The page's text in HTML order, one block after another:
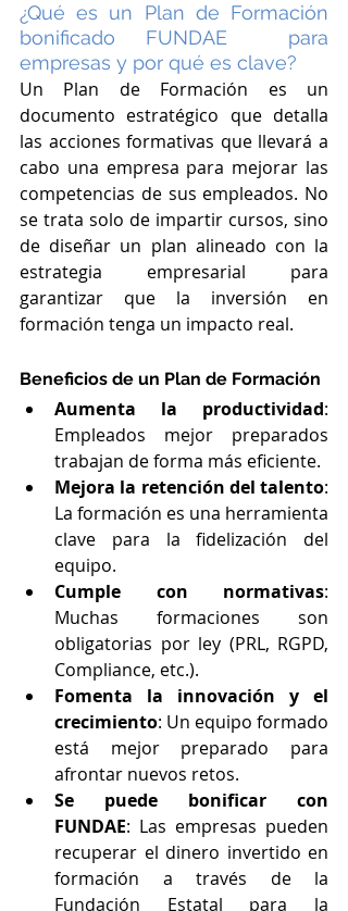
¿Qué es un Plan de Formación
bonificado FUNDAE  para
empresas y por qué es clave?
Un Plan de Formación es un
documento estratégico que detalla
las acciones formativas que llevará a
cabo una empresa para mejorar las
competencias de sus empleados. No
se trata solo de impartir cursos, sino
de diseñar un plan alineado con la
estrategia empresarial para
garantizar que la inversión en
formación tenga un impacto real.
Beneficios de un Plan de Formación
Aumenta la productividad:
Empleados mejor preparados
trabajan de forma más eficiente.
Mejora la retención del talento:
La formación es una herramienta
clave para la fidelización del
equipo.
Cumple con normativas:
Muchas formaciones son
obligatorias por ley (PRL, RGPD,
Compliance, etc.).
Fomenta la innovación y el
crecimiento: Un equipo formado
está mejor preparado para
afrontar nuevos retos.
Se puede bonificar con
FUNDAE: Las empresas pueden
recuperar el dinero invertido en
formación a través de la
Fundación Estatal para la